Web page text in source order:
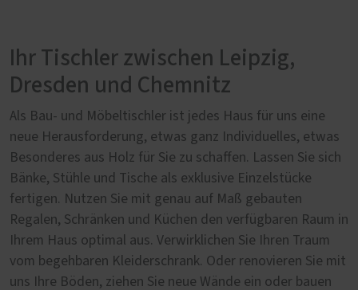
Ihr Tischler zwischen Leipzig,
Dresden und Chemnitz
Als Bau- und Möbeltischler ist jedes Haus für uns eine
neue Herausforderung, etwas ganz Individuelles, etwas
Besonderes aus Holz für Sie zu schaffen. Lassen Sie sich
Bänke, Stühle und Tische als exklusive Einzelstücke
fertigen. Nutzen Sie mit genau auf Maß gebauten
Regalen, Schränken und Küchen den verfügbaren Raum in
Ihrem Haus optimal aus. Verwirklichen Sie Ihren Traum
vom begehbaren Kleiderschrank. Oder renovieren Sie mit
uns Ihre Böden, ziehen Sie neue Wände ein oder bauen